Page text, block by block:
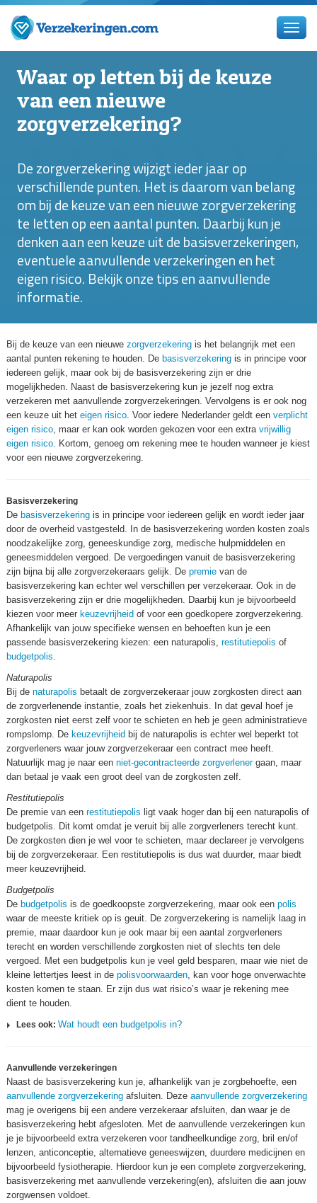
Waar op letten bij de keuze
van een nieuwe
zorgverzekering?
De zorgverzekering wijzigt ieder jaar op
verschillende punten. Het is daarom van belang
om bij de keuze van een nieuwe zorgverzekering
te letten op een aantal punten. Daarbij kun je
denken aan een keuze uit de basisverzekeringen,
eventuele aanvullende verzekeringen en het
eigen risico. Bekijk onze tips en aanvullende
informatie.
Bij de keuze van een nieuwe zorgverzekering is het belangrijk met een
aantal punten rekening te houden. De basisverzekering is in principe voor
iedereen gelijk, maar ook bij de basisverzekering zijn er drie
mogelijkheden. Naast de basisverzekering kun je jezelf nog extra
verzekeren met aanvullende zorgverzekeringen. Vervolgens is er ook nog
een keuze uit het eigen risico. Voor iedere Nederlander geldt een verplicht
eigen risico, maar er kan ook worden gekozen voor een extra vrijwillig
eigen risico. Kortom, genoeg om rekening mee te houden wanneer je kiest
voor een nieuwe zorgverzekering.
Basisverzekering
De basisverzekering is in principe voor iedereen gelijk en wordt ieder jaar
door de overheid vastgesteld. In de basisverzekering worden kosten zoals
noodzakelijke zorg, geneeskundige zorg, medische hulpmiddelen en
geneesmiddelen vergoed. De vergoedingen vanuit de basisverzekering
zijn bijna bij alle zorgverzekeraars gelijk. De premie van de
basisverzekering kan echter wel verschillen per verzekeraar. Ook in de
basisverzekering zijn er drie mogelijkheden. Daarbij kun je bijvoorbeeld
kiezen voor meer keuzevrijheid of voor een goedkopere zorgverzekering.
Afhankelijk van jouw specifieke wensen en behoeften kun je een
passende basisverzekering kiezen: een naturapolis, restitutiepolis of
budgetpolis.
Naturapolis
Bij de naturapolis betaalt de zorgverzekeraar jouw zorgkosten direct aan
de zorgverlenende instantie, zoals het ziekenhuis. In dat geval hoef je
zorgkosten niet eerst zelf voor te schieten en heb je geen administratieve
rompslomp. De keuzevrijheid bij de naturapolis is echter wel beperkt tot
zorgverleners waar jouw zorgverzekeraar een contract mee heeft.
Natuurlijk mag je naar een niet-gecontracteerde zorgverlenergaan, maar
dan betaal je vaak een groot deel van de zorgkosten zelf.
Restitutiepolis
De premie van een restitutiepolis ligt vaak hoger dan bij een naturapolis of
budgetpolis. Dit komt omdat je veruit bij alle zorgverleners terecht kunt.
De zorgkosten dien je wel voor te schieten, maar declareer je vervolgens
bij de zorgverzekeraar. Een restitutiepolis is dus wat duurder, maar biedt
meer keuzevrijheid.
Budgetpolis
De budgetpolis is de goedkoopste zorgverzekering, maar ook een polis
waar de meeste kritiek op is geuit. De zorgverzekering is namelijk laag in
premie, maar daardoor kun je ook maar bij een aantal zorgverleners
terecht en worden verschillende zorgkosten niet of slechts ten dele
vergoed. Met een budgetpolis kun je veel geld besparen, maar wie niet de
kleine lettertjes leest in de polisvoorwaarden, kan voor hoge onverwachte
kosten komen te staan. Er zijn dus wat risico’s waar je rekening mee
dient te houden.
Lees ook: Wat houdt een budgetpolis in?
Aanvullende verzekeringen
Naast de basisverzekering kun je, afhankelijk van je zorgbehoefte, een
aanvullende zorgverzekering afsluiten. Deze aanvullende zorgverzekering
mag je overigens bij een andere verzekeraar afsluiten, dan waar je de
basisverzekering hebt afgesloten. Met de aanvullende verzekeringen kun
je je bijvoorbeeld extra verzekeren voor tandheelkundige zorg, bril en/of
lenzen, anticonceptie, alternatieve geneeswijzen, duurdere medicijnen en
bijvoorbeeld fysiotherapie. Hierdoor kun je een complete zorgverzekering,
basisverzekering met aanvullende verzekering(en), afsluiten die aan jouw
zorgwensen voldoet.